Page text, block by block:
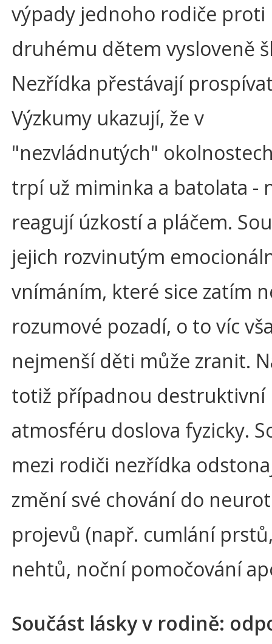
výpady jednoho rodiče proti
druhému dětem vysloveně
Nezřídka přestávají
Výzkumy ukazují, že v
"nezvládnutých"
trpí už miminka a batolata -
reagují úzkostí a pláčem.
jejich rozvinutým
vnímáním, které sice zatím
rozumové pozadí, o to víc
nejmenší děti může zranit.
totiž případnou destruktivní
atmosféru doslova fyzicky.
mezi rodiči nezřídka
změní své chování do
projevů (např. cumlání
nehtů, noční pomočování
Součást lásky v rodině: